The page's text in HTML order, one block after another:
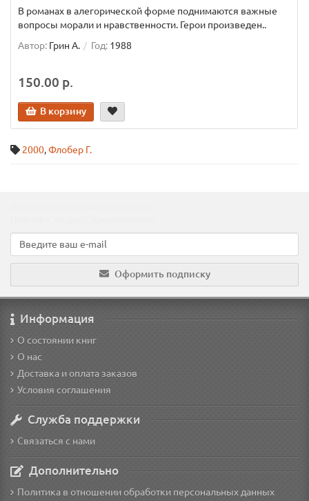
В романах в алегорической форме поднимаются важные
вопросы морали и нравственности. Герои произведен..
Автор: Грин А. Год: 1988
150.00 р.
В корзину
2000,Флобер Г.
Оформить подписку
Информация
О состоянии книг
О нас
Доставка и оплата заказов
Условия соглашения
Служба поддержки
Связаться с нами
Дополнительно
Политика в отношении обработки персональных данных